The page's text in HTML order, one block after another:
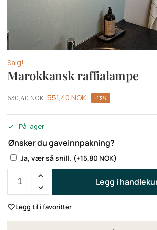
Salg!
Marokkansk raffialampe
630,40NOK 551,40NOK -13%
På lager
Ønsker du gaveinnpakning?
Ja, vær så snill. (+15,80 NOK)
Legg i
Legg til i favoritter